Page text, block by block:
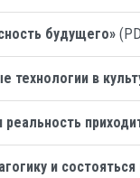
будущего»
технологии в
реальность
и состояться